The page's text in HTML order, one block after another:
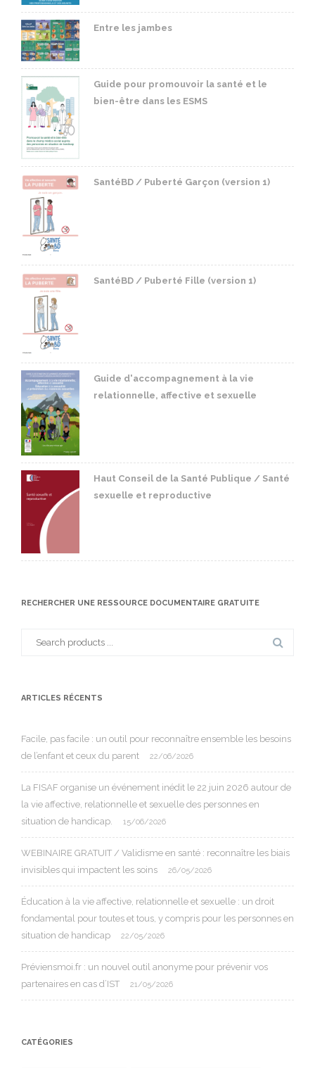
Entre les jambes
Guide pour promouvoir la santé et le
bien-être dans les ESMS
SantéBD / Puberté Garçon (version 1)
SantéBD / Puberté Fille (version 1)
Guide d'accompagnement à la vie
relationnelle, affective et sexuelle
Haut Conseil de la Santé Publique / Santé
sexuelle et reproductive
RECHERCHER UNE RESSOURCE DOCUMENTAIRE GRATUITE
ARTICLES RÉCENTS
Facile, pas facile : un outil pour reconnaître ensemble les besoins
de l’enfant et ceux du parent
22/06/2026
La FISAF organise un événement inédit le 22 juin 2026 autour de
la vie affective, relationnelle et sexuelle des personnes en
situation de handicap.
15/06/2026
WEBINAIRE GRATUIT / Validisme en santé : reconnaître les biais
invisibles qui impactent les soins
26/05/2026
Éducation à la vie affective, relationnelle et sexuelle : un droit
fondamental pour toutes et tous, y compris pour les personnes en
situation de handicap
22/05/2026
Préviensmoi.fr : un nouvel outil anonyme pour prévenir vos
partenaires en cas d’IST
21/05/2026
CATÉGORIES